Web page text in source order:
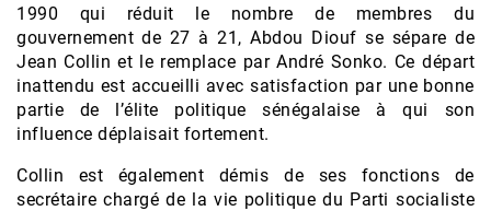
1990 qui réduit le nombre de membres du
gouvernement de 27 à 21, Abdou Diouf se sépare de
Jean Collin et le remplace par André Sonko. Ce départ
inattendu est accueilli avec satisfaction par une bonne
partie de l’élite politique sénégalaise à qui son
influence déplaisait fortement.
Collin est également démis de ses fonctions de
secrétaire chargé de la vie politique du Parti socialiste